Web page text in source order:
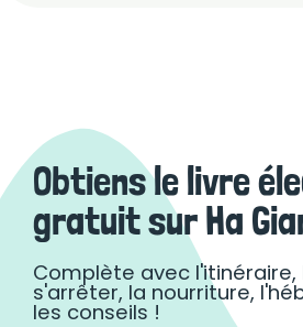
Obtiens le livre
gratuit sur Ha
Complète avec
s'arrêter, la nourriture,
les conseils !